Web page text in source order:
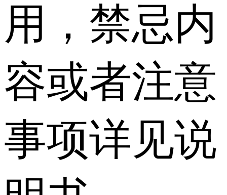
用，禁忌内
容或者注意
事项详见说